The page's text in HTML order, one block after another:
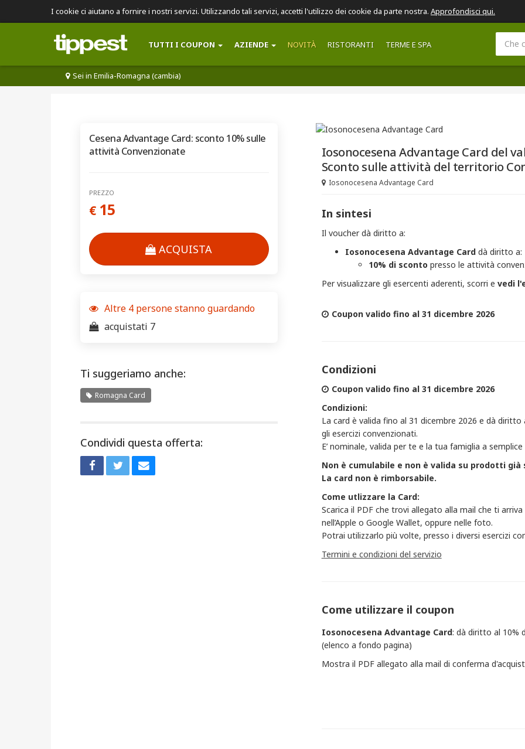
I cookie ci aiutano a fornire i nostri servizi. Utilizzando tali servizi, accetti l'utilizzo dei cookie da parte nostra. Approfondisci qui.
TUTTI I COUPON AZIENDE NOVITÀ RISTORANTI TERME E SPA
Sei in Emilia-Romagna (cambia)
Cesena Advantage Card: sconto 10% sulle
attività Convenzionate
PREZZO
€ 15
ACQUISTA
Altre 4 persone stanno guardando
acquistati 7
Ti suggeriamo anche:
Romagna Card
Condividi questa offerta:
Iosonocesena Advantage Card del
Sconto sulle attività del territorio
Iosonocesena Advantage Card
In sintesi
Il voucher dà diritto a:
Iosonocesena Advantage Card​ dà diritto a:
10% di sconto presso le attività
Per visualizzare gli esercenti aderenti, scorri e vedi
Coupon valido fino al 31 dicembre 2026
Condizioni
Coupon valido fino al 31 dicembre 2026
Condizioni:
La card è valida fino al 31 dicembre 2026 e dà
gli esercizi convenzionati.
E’ nominale, valida per te e la tua famiglia a
​Non è cumulabile e non è valida su prodotti già
La card non è rimborsabile.
Come utlizzare la Card:
​Scarica il PDF che trovi allegato alla mail che ti
nell’Apple o Google Wallet, oppure nelle foto.
Potrai utilizzarlo più volte, presso i diversi esercizi
Termini e condizioni del servizio
Come utilizzare il coupon
Iosonocesena Advantage Card​: dà diritto al 10%
(elenco a fondo pagina)
Mostra il PDF allegato alla mail di conferma